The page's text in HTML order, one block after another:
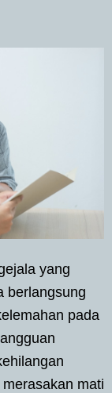
yang
berlangsung
pada
mati